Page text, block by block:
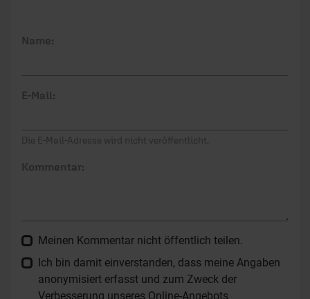
Name:
E-Mail:
Die E-Mail-Adresse wird nicht veröffentlicht.
Kommentar:
Meinen Kommentar nicht öffentlich teilen.
Ich bin damit einverstanden, dass meine Angaben
anonymisiert erfasst und zum Zweck der
Verbesserung unseres Online-Angebots